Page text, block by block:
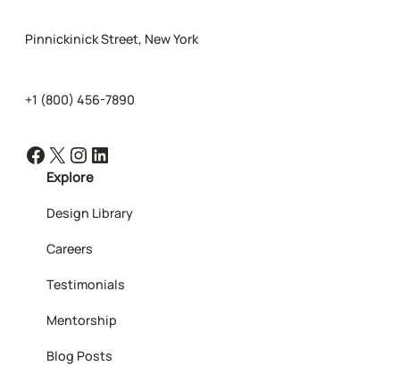
Pinnickinick Street, New York
+1 (800) 456-7890
Facebook X Instagram LinkedIn
Explore
Design Library
Careers
Testimonials
Mentorship
Blog Posts